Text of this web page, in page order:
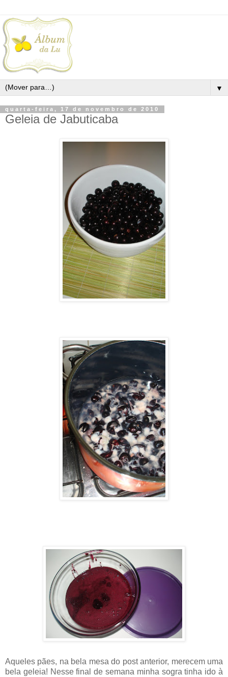
▼
quarta-feira, 17 de novembro de 2010
Geleia de Jabuticaba
Aqueles pães, na bela mesa do post anterior, merecem uma
bela geleia! Nesse final de semana minha sogra tinha ido à